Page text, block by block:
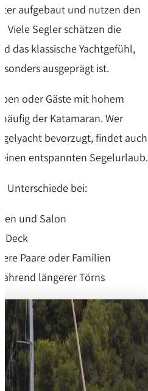
aufgebaut und nutzen den
Viele Segler schätzen die
das klassische Yachtgefühl,
ausgeprägt ist.
oder Gäste mit hohem
der Katamaran. Wer
bevorzugt, findet auch
entspannten Segelurlaub.
Unterschiede bei:
und Salon
Deck
Paare oder Familien
längerer Törns